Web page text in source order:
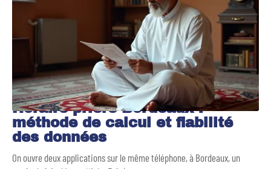
Horaire prière Bordeaux :
méthode de calcul et fiabilité
des données
On ouvre deux applications sur le même téléphone, à Bordeaux, un